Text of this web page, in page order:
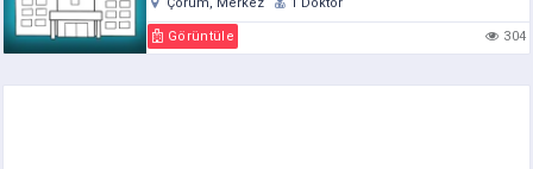
Görüntüle 304